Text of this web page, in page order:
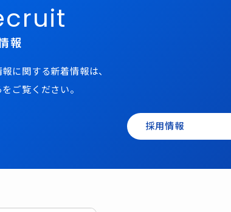
報
に関する新着情報は、
ご覧ください。
採用情報